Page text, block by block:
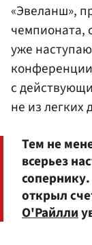
«Эвеланш»,
чемпионата,
уже
с
не из
Тем не
всерьез
открыл
О'Райлли